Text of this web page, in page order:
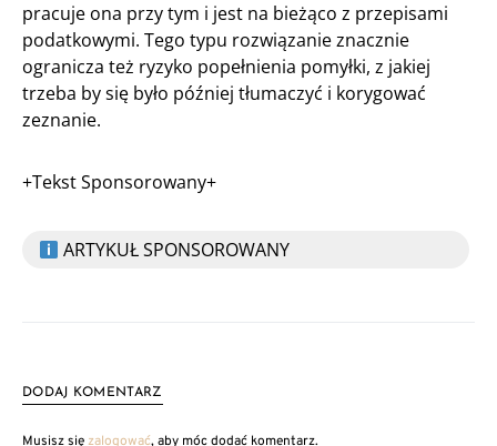
pracuje ona przy tym i jest na bieżąco z przepisami
podatkowymi. Tego typu rozwiązanie znacznie
ogranicza też ryzyko popełnienia pomyłki, z jakiej
trzeba by się było później tłumaczyć i korygować
zeznanie.
+Tekst Sponsorowany+
ARTYKUŁ SPONSOROWANY
DODAJ KOMENTARZ
Musisz sięzalogować, aby móc dodać komentarz.